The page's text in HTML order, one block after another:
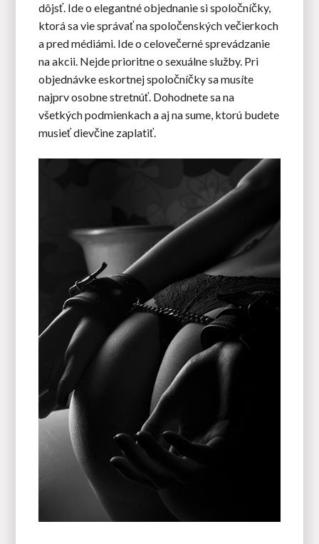
dôjsť. Ide o elegantné objednanie si spoločníčky,
ktorá sa vie správať na spoločenských večierkoch
a pred médiámi. Ide o celovečerné sprevádzanie
na akcii. Nejde prioritne o sexuálne služby. Pri
objednávke eskortnej spoločníčky sa musíte
najprv osobne stretnúť. Dohodnete sa na
všetkých podmienkach a aj na sume, ktorú budete
musieť dievčine zaplatiť.